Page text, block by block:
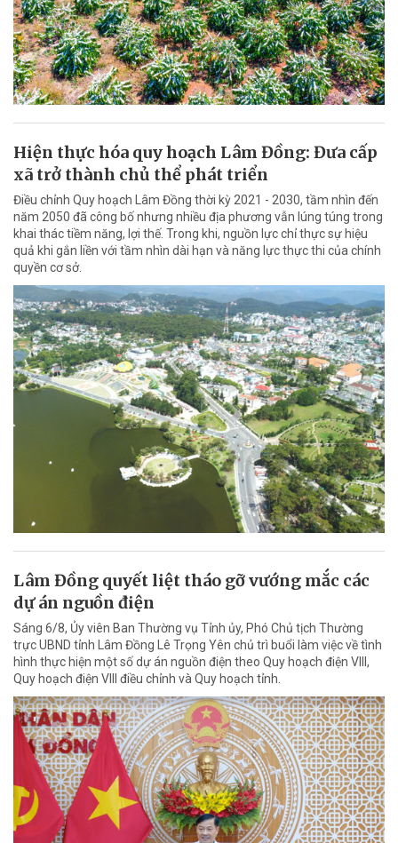
Hiện thực hóa quy hoạch Lâm Đồng: Đưa cấp
xã trở thành chủ thể phát triển
Điều chỉnh Quy hoạch Lâm Đồng thời kỳ 2021 - 2030, tầm nhìn đến
năm 2050 đã công bố nhưng nhiều địa phương vẫn lúng túng trong
khai thác tiềm năng, lợi thế. Trong khi, nguồn lực chỉ thực sự hiệu
quả khi gắn liền với tầm nhìn dài hạn và năng lực thực thi của chính
quyền cơ sở.
Lâm Đồng quyết liệt tháo gỡ vướng mắc các
dự án nguồn điện
Sáng 6/8, Ủy viên Ban Thường vụ Tỉnh ủy, Phó Chủ tịch Thường
trực UBND tỉnh Lâm Đồng Lê Trọng Yên chủ trì buổi làm việc về tình
hình thực hiện một số dự án nguồn điện theo Quy hoạch điện VIII,
Quy hoạch điện VIII điều chỉnh và Quy hoạch tỉnh.